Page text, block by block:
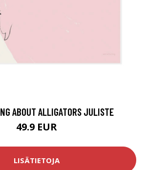
ABOUT ALLIGATORS JULISTE
49.9 EUR
LISÄTIETOJA